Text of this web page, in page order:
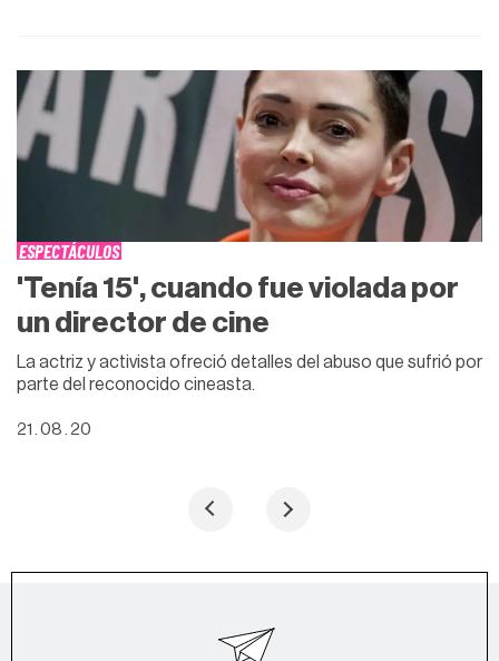
ESPECTÁCULOS
'Tenía 15', cuando fue violada por
un director de cine
La actriz y activista ofreció detalles del abuso que sufrió por
parte del reconocido cineasta.
21 . 08 . 20